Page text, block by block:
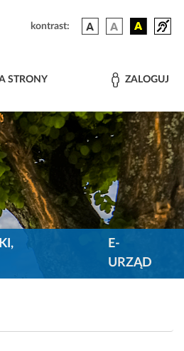
kontrast:
STRONY ZALOGUJ
E-
URZĄD